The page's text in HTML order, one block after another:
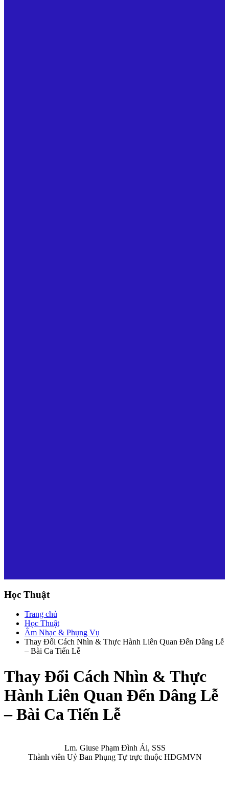
Học Thuật
Trang chủ
Học Thuật
Âm Nhạc & Phụng Vụ
Thay Đổi Cách Nhìn & Thực Hành Liên Quan Đến Dâng Lễ
– Bài Ca Tiến Lễ
Thay Đổi Cách Nhìn & Thực
Hành Liên Quan Đến Dâng Lễ
– Bài Ca Tiến Lễ
Lm. Giuse Phạm Đình Ái, SSS
Thành viên Uỷ Ban Phụng Tự trực thuộc HĐGMVN